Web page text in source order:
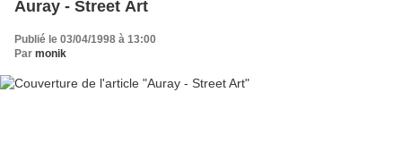
Auray - Street Art
Publié le 03/04/1998 à 13:00
Par monik